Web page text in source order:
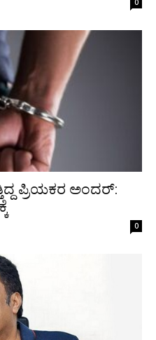
0
ಪ್ರಿಯಕರ ಅಂದರ್:
0